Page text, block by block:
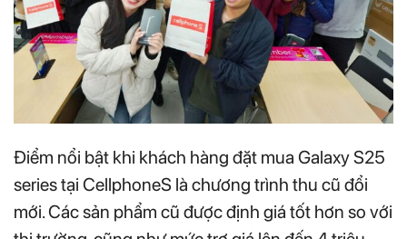
Điểm nổi bật khi khách hàng đặt mua Galaxy S25
series tại CellphoneS là chương trình thu cũ đổi
mới. Các sản phẩm cũ được định giá tốt hơn so với